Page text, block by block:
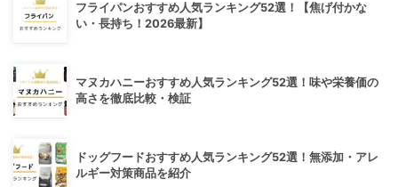
フライパンおすすめ人気ランキング52選！【焦げ付かな
い・長持ち！2026最新】
マヌカハニーおすすめ人気ランキング52選！味や栄養価の
高さを徹底比較・検証
ドッグフードおすすめ人気ランキング52選！無添加・アレ
ルギー対策商品を紹介